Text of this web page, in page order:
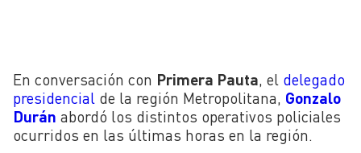
En conversación con Primera Pauta, el delegado
presidencial de la región Metropolitana, Gonzalo
Durán abordó los distintos operativos policiales
ocurridos en las últimas horas en la región.